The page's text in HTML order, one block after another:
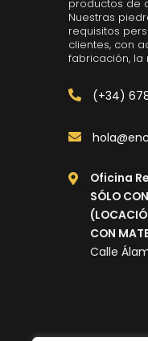
productos de
Nuestras
requisitos
clientes, con
fabricación, la
(+34)
Oficina
SÓLO
CON
Calle